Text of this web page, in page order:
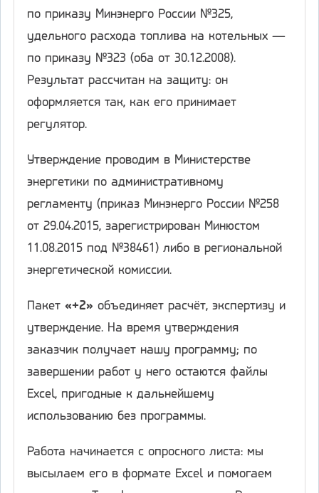
по приказу Минэнерго России №325,
удельного расхода топлива на котельных —
по приказу №323 (оба от 30.12.2008).
Результат рассчитан на защиту: он
оформляется так, как его принимает
регулятор.
Утверждение проводим в Министерстве
энергетики по административному
регламенту (приказ Минэнерго России №258
от 29.04.2015, зарегистрирован Минюстом
11.08.2015 под №38461) либо в региональной
энергетической комиссии.
Пакет «+2» объединяет расчёт, экспертизу и
утверждение. На время утверждения
заказчик получает нашу программу; по
завершении работ у него остаются файлы
Excel, пригодные к дальнейшему
использованию без программы.
Работа начинается с опросного листа: мы
высылаем его в формате Excel и помогаем